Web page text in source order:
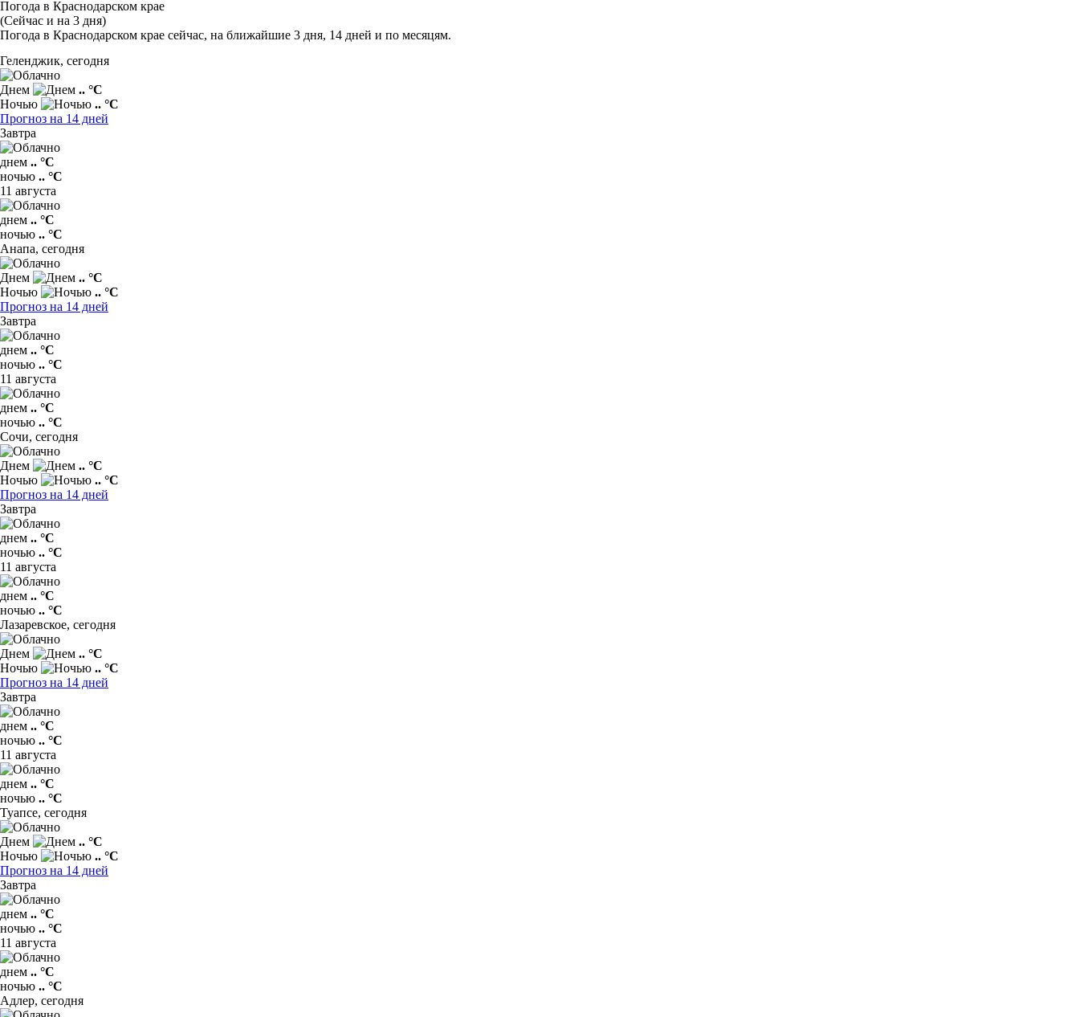
Погода в Краснодарском крае
(Сейчас и на 3 дня)
Погода в Краснодарском крае сейчас, на ближайшие 3 дня, 14 дней и по месяцям.
Геленджик, сегодня
Днем
.. °C
Ночью
.. °C
Прогноз на 14 дней
Завтра
днем .. °C
ночью .. °C
11 августа
днем .. °C
ночью .. °C
Анапа, сегодня
Днем
.. °C
Ночью
.. °C
Прогноз на 14 дней
Завтра
днем .. °C
ночью .. °C
11 августа
днем .. °C
ночью .. °C
Сочи, сегодня
Днем
.. °C
Ночью
.. °C
Прогноз на 14 дней
Завтра
днем .. °C
ночью .. °C
11 августа
днем .. °C
ночью .. °C
Лазаревское, сегодня
Днем
.. °C
Ночью
.. °C
Прогноз на 14 дней
Завтра
днем .. °C
ночью .. °C
11 августа
днем .. °C
ночью .. °C
Туапсе, сегодня
Днем
.. °C
Ночью
.. °C
Прогноз на 14 дней
Завтра
днем .. °C
ночью .. °C
11 августа
днем .. °C
ночью .. °C
Адлер, сегодня